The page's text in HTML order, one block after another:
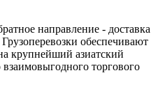
направление - доставка
обеспечивают
крупнейший азиатский
торгового